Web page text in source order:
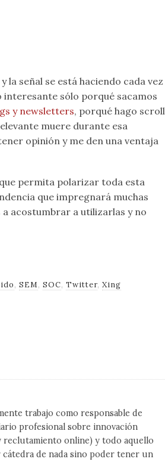
señal se está haciendo cada vez
interesante sólo porqué sacamos
y newsletters, porqué hago scroll
muere durante esa
opinión y me den una ventaja
permita polarizar toda esta
que impregnará muchas
acostumbrar a utilizarlas y no
, SEM, SOC, Twitter, Xing
trabajo como responsable de
profesional sobre innovación
reclutamiento online) y todo aquello
de nada sino poder tener un